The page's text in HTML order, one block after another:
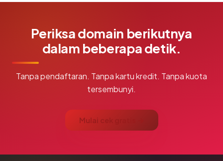
Periksa domain berikutnya
dalam beberapa detik.
Tanpa pendaftaran. Tanpa kartu kredit. Tanpa kuota
tersembunyi.
Mulai cek gratis →